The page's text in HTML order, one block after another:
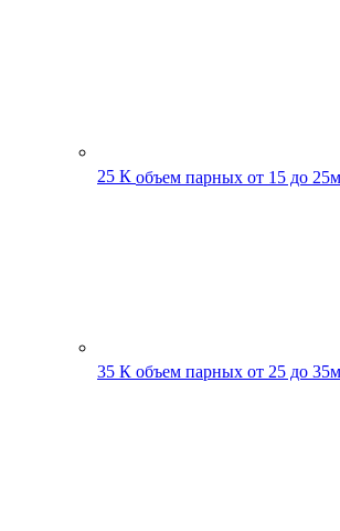
25 К объем парных от 15 до 25м
35 К объем парных от 25 до 35м